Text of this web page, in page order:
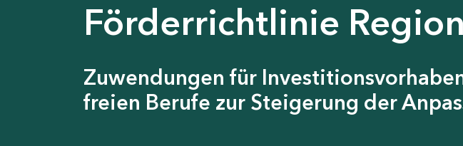
Förderrichtlinie
Zuwendungen für
freien Berufe zur Steigerung der